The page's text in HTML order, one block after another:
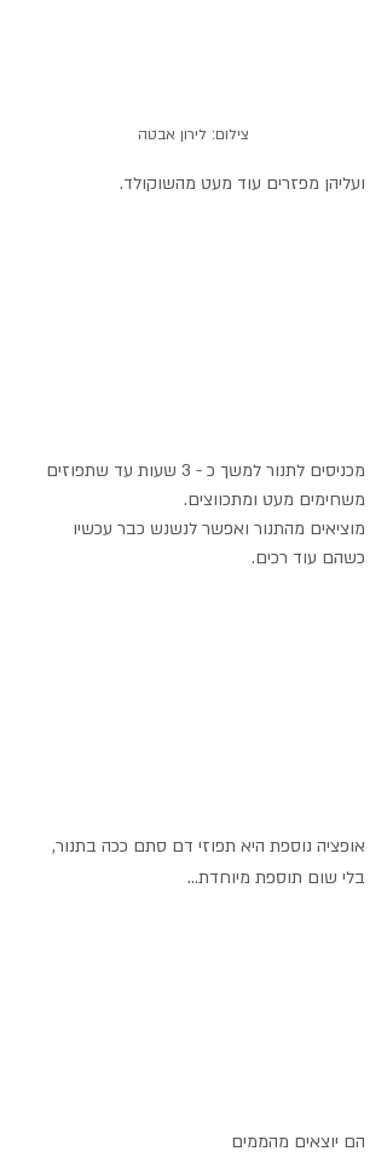
צילום: לירון אבטה
ועליהן מפזרים עוד מעט מהשוקולד.
מכניסים לתנור למשך כ - 3 שעות עד שתפוזים
משחימים מעט ומתכווצים.
מוציאים מהתנור ואפשר לנשנש כבר עכשיו
כשהם עוד רכים.
אופציה נוספת היא תפוזי דם סתם ככה בתנור,
בלי שום תוספת מיוחדת...
הם יוצאים מהממים